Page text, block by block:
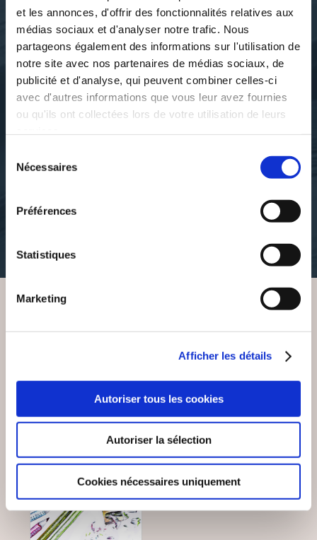
et les annonces, d'offrir des fonctionnalités relatives aux
médias sociaux et d'analyser notre trafic. Nous
partageons également des informations sur l'utilisation de
notre site avec nos partenaires de médias sociaux, de
publicité et d'analyse, qui peuvent combiner celles-ci
avec d'autres informations que vous leur avez fournies
ou qu'ils ont collectées lors de votre utilisation de leurs
Nécessaires
Préférences
Statistiques
Marketing
Afficher les détails
Autoriser tous les cookies
Autoriser la sélection
Cookies nécessaires uniquement
LE CHAMPION, LE
sports-
19€11
VOUS AIMEREZ AUSSI